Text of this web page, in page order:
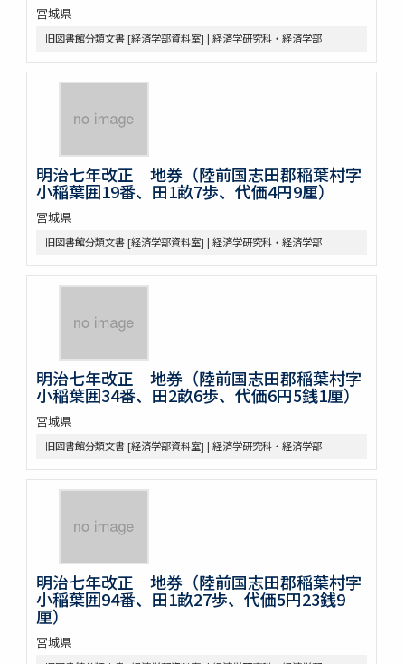
宮城県
旧図書館分類文書 [経済学部資料室] | 経済学研究科・経済学部
明治七年改正 地券（陸前国志田郡稲葉村字
小稲葉囲19番、田1畝7歩、代価4円9厘）
宮城県
旧図書館分類文書 [経済学部資料室] | 経済学研究科・経済学部
明治七年改正 地券（陸前国志田郡稲葉村字
小稲葉囲34番、田2畝6歩、代価6円5銭1厘）
宮城県
旧図書館分類文書 [経済学部資料室] | 経済学研究科・経済学部
明治七年改正 地券（陸前国志田郡稲葉村字
小稲葉囲94番、田1畝27歩、代価5円23銭9
厘）
宮城県